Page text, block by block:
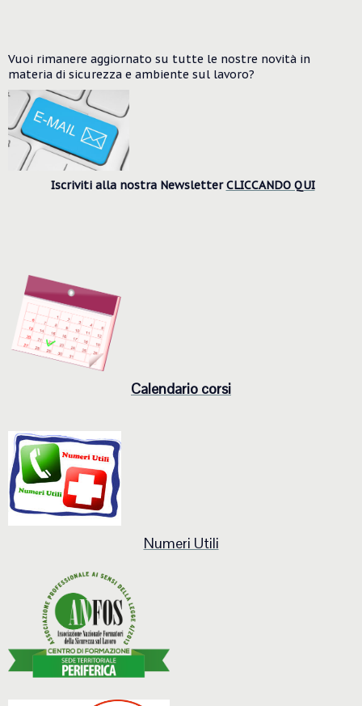
Vuoi rimanere aggiornato su tutte le nostre novità in
materia di sicurezza e ambiente sul lavoro?
Iscriviti alla nostra NewsletterCLICCANDO QUI
Calendario corsi
Numeri Utili